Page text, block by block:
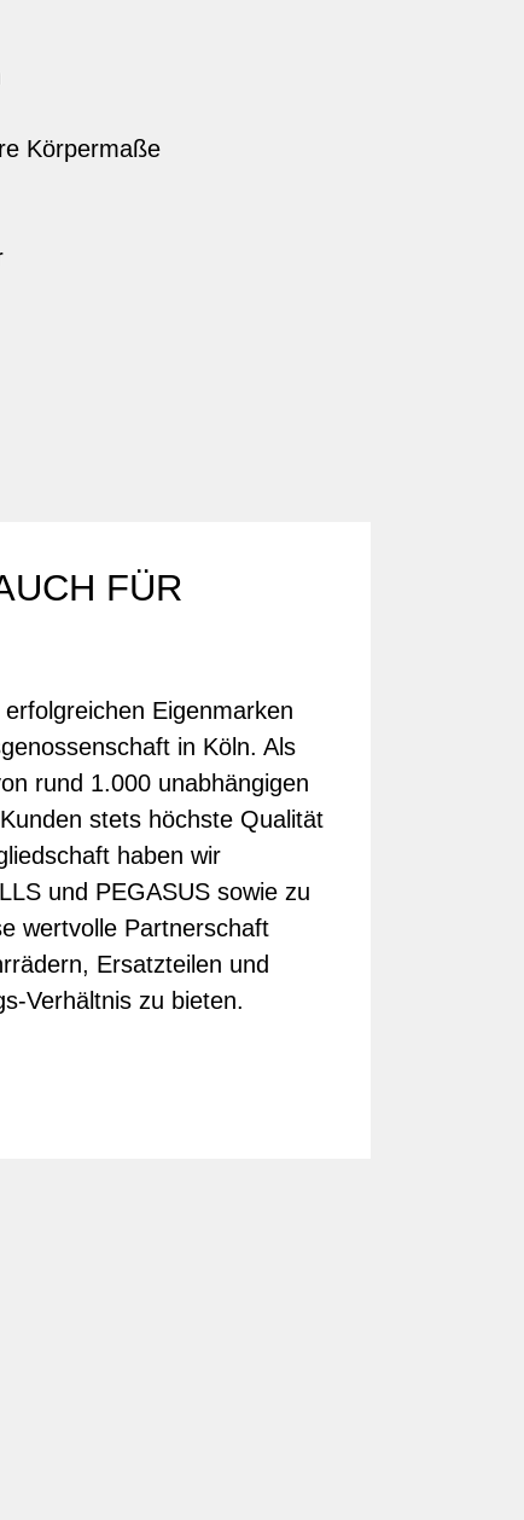
Körpermaße
FÜR
Eigenmarken
in Köln. Als
rund 1.000 unabhängigen
stets höchste Qualität
haben wir
und PEGASUS sowie zu
wertvolle Partnerschaft
Ersatzteilen und
Verhältnis zu bieten.